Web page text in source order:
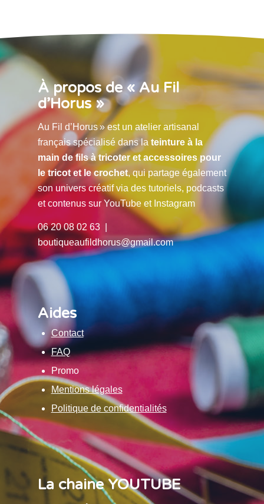
À propos de « Au Fil
d’Horus »
Au Fil d’Horus » est un atelier artisanal
français spécialisé dans la teinture à la
main de fils à tricoter et accessoires pour
le tricot et le crochet, qui partage également
son univers créatif via des tutoriels, podcasts
et contenus sur YouTube et Instagram
06 20 08 02 63 |
boutiqueaufildhorus@gmail.com
Aides
Contact
FAQ
Promo
Mentions légales
Politique de confidentialités
La chaine YOUTUBE